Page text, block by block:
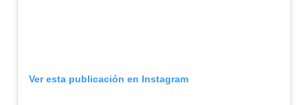
Ver esta publicación en Instagram